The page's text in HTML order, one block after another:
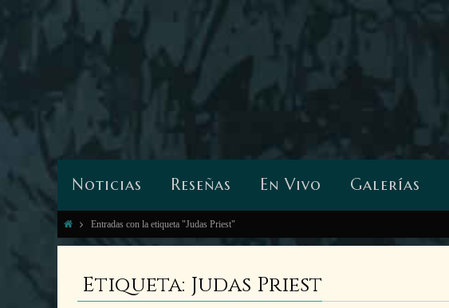
Noticias Reseñas En Vivo Galerías
Entradas con la etiqueta "Judas Priest"
Etiqueta: Judas Priest